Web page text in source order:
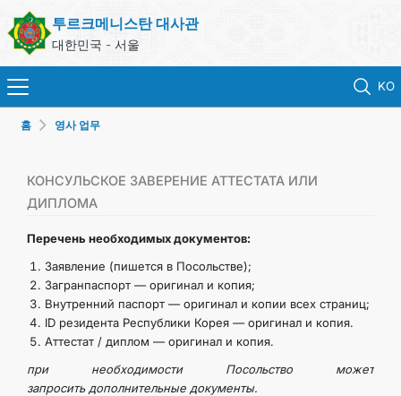
투르크메니스탄 대사관
대한민국 - 서울
KO
뉴스
ONLINE CONSULAR REGISTRATION OF CITIZENS
투르크메니스탄
연락처
홈 영사 업무
КОНСУЛЬСКОЕ ЗАВЕРЕНИЕ АТТЕСТАТА ИЛИ
ДИПЛОМА
Перечень необходимых документов:
Заявление (пишется в Посольстве);
Загранпаспорт — оригинал и копия;
Внутренний паспорт — оригинал и копии всех страниц;
ID резидента Республики Корея — оригинал и копия.
Аттестат / диплом — оригинал и копия.
при необходимости Посольство может
запросить дополнительные документы.